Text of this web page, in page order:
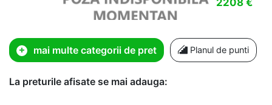
mai multe categorii de pret Planul de punti
La preturile afisate se mai adauga: